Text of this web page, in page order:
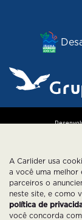
A Carlider usa
a você uma melhor
parceiros o
neste site, e como
política de
você concorda